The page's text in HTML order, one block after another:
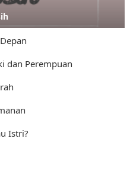
dan Perempuan
Istri?